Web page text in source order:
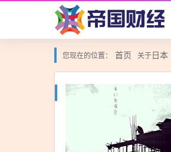
您现在的位置： 首页 关于日本